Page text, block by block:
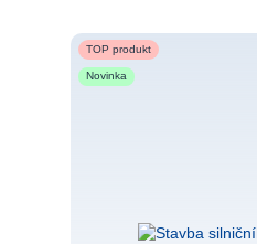
TOP produkt
Novinka